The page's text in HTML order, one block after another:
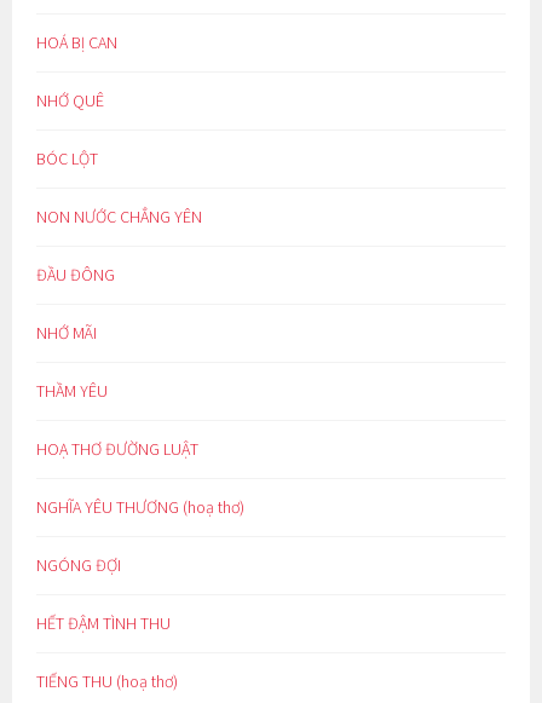
HOÁ BỊ CAN
NHỚ QUÊ
BÓC LỘT
NON NƯỚC CHẲNG YÊN
ĐẦU ĐÔNG
NHỚ MÃI
THẦM YÊU
HOẠ THƠ ĐƯỜNG LUẬT
NGHĨA YÊU THƯƠNG (hoạ thơ)
NGÓNG ĐỢI
HẾT ĐẬM TÌNH THU
TIẾNG THU (hoạ thơ)